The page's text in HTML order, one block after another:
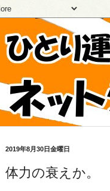
2019年8月30日金曜日
体力の衰えか。